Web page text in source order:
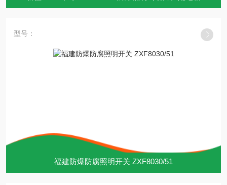
型号：
福建防爆防腐照明开关 ZXF8030/51